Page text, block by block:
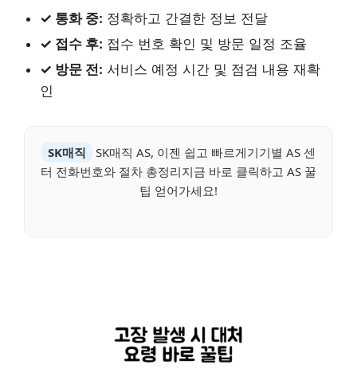
✓ 통화 중: 정확하고 간결한 정보 전달
✓ 접수 후: 접수 번호 확인 및 방문 일정 조율
✓ 방문 전: 서비스 예정 시간 및 점검 내용 재확
인
SK매직
SK매직 AS, 이젠 쉽고 빠르게기기별 AS 센
터 전화번호와 절차 총정리지금 바로 클릭하고 AS 꿀
팁 얻어가세요!